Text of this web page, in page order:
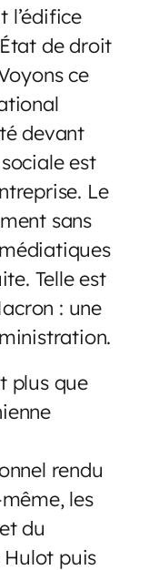
l’édifice
de droit
ce
devant
est
Le
sans
Telle est
: une
plus que
rendu
les
du
puis